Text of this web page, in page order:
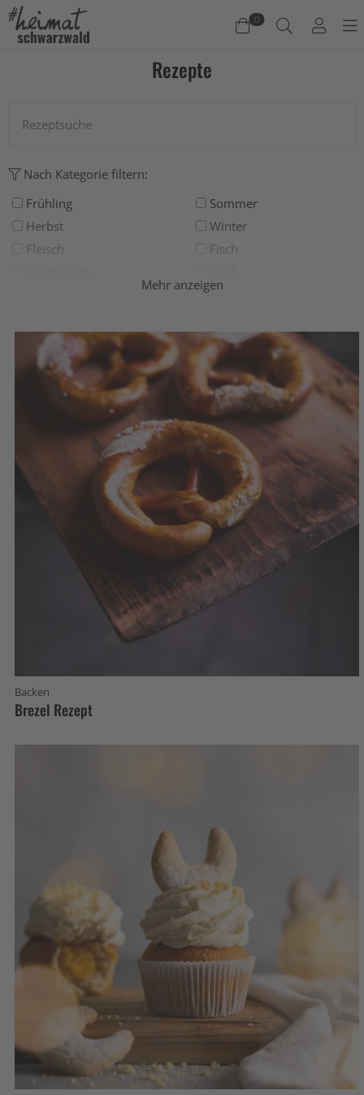
0
Rezepte
Nach Kategorie filtern:
Frühling
Sommer
Herbst
Winter
Fleisch
Fisch
Deftig
Süß
Backen
Drinks
Eis
Mehr anzeigen
Backen
Brezel Rezept